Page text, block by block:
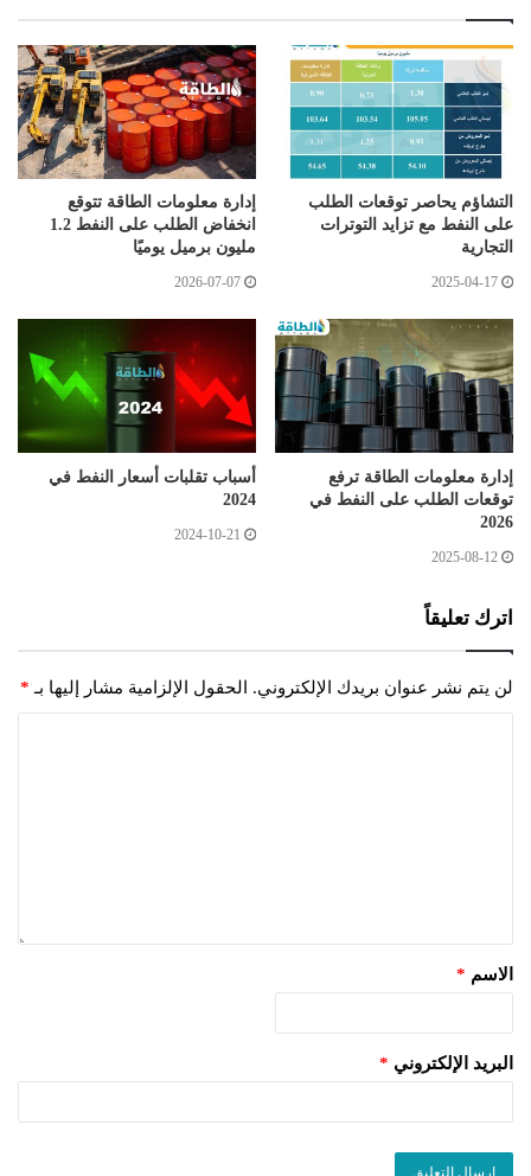
التشاؤم يحاصر توقعات الطلب
على النفط مع تزايد التوترات
التجارية
2025-04-17
إدارة معلومات الطاقة تتوقع
انخفاض الطلب على النفط 1.2
مليون برميل يوميًا
2026-07-07
إدارة معلومات الطاقة ترفع
توقعات الطلب على النفط في
2026
2025-08-12
أسباب تقلبات أسعار النفط في
2024
2024-10-21
اترك تعليقاً
لن يتم نشر عنوان بريدك الإلكتروني. الحقول الإلزامية مشار إليها بـ *
الاسم *
البريد الإلكتروني *